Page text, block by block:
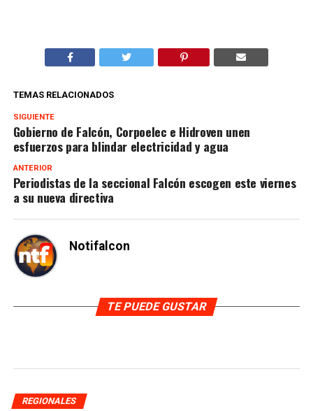
TEMAS RELACIONADOS
SIGUIENTE
Gobierno de Falcón, Corpoelec e Hidroven unen
esfuerzos para blindar electricidad y agua
ANTERIOR
Periodistas de la seccional Falcón escogen este viernes
a su nueva directiva
Notifalcon
TE PUEDE GUSTAR
REGIONALES